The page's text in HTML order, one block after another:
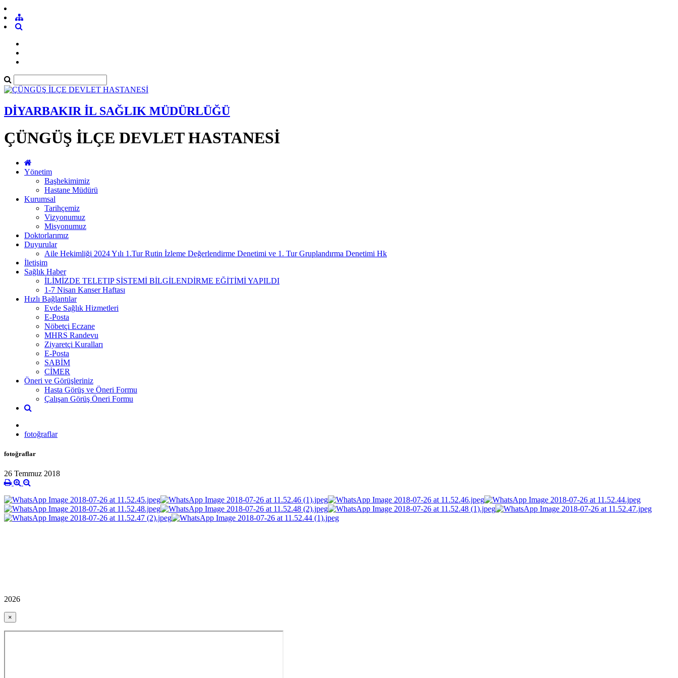
DİYARBAKIR İL SAĞLIK MÜDÜRLÜĞÜ
ÇÜNGÜŞ İLÇE DEVLET HASTANESİ
Yönetim
Başhekimimiz
Hastane Müdürü
Kurumsal
Tarihçemiz
Vizyonumuz
Misyonumuz
Doktorlarımız
Duyurular
Aile Hekimliği 2024 Yılı 1.Tur Rutin İzleme Değerlendirme Denetimi ve 1. Tur Gruplandırma Denetimi Hk
İletişim
Sağlık Haber
İLİMİZDE TELETIP SİSTEMİ BİLGİLENDİRME EĞİTİMİ YAPILDI
1-7 Nisan Kanser Haftası
Hızlı Bağlantılar
Evde Sağlık Hizmetleri
E-Posta
Nöbetçi Eczane
MHRS Randevu
Ziyaretçi Kuralları
E-Posta
SABİM
CİMER
Öneri ve Görüşleriniz
Hasta Görüş ve Öneri Formu
Çalışan Görüş Öneri Formu
fotoğraflar
fotoğraflar
26 Temmuz 2018
2026
×